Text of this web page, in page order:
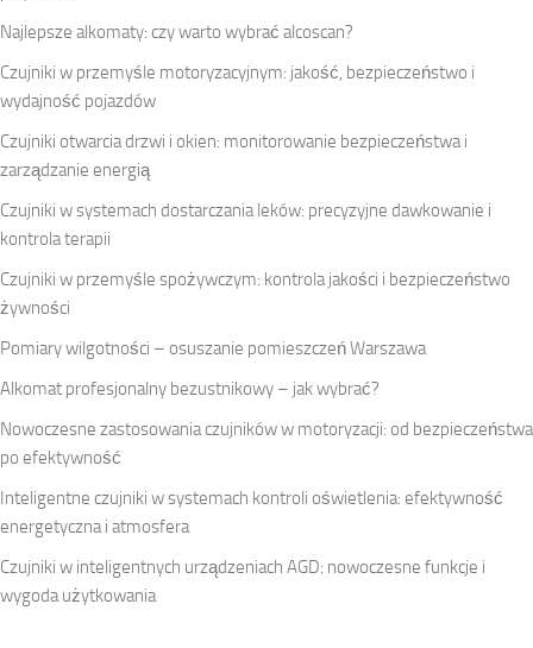
Najlepsze alkomaty: czy warto wybrać alcoscan?
Czujniki w przemyśle motoryzacyjnym: jakość, bezpieczeństwo i
wydajność pojazdów
Czujniki otwarcia drzwi i okien: monitorowanie bezpieczeństwa i
zarządzanie energią
Czujniki w systemach dostarczania leków: precyzyjne dawkowanie i
kontrola terapii
Czujniki w przemyśle spożywczym: kontrola jakości i bezpieczeństwo
żywności
Pomiary wilgotności – osuszanie pomieszczeń Warszawa
Alkomat profesjonalny bezustnikowy – jak wybrać?
Nowoczesne zastosowania czujników w motoryzacji: od bezpieczeństwa
po efektywność
Inteligentne czujniki w systemach kontroli oświetlenia: efektywność
energetyczna i atmosfera
Czujniki w inteligentnych urządzeniach AGD: nowoczesne funkcje i
wygoda użytkowania